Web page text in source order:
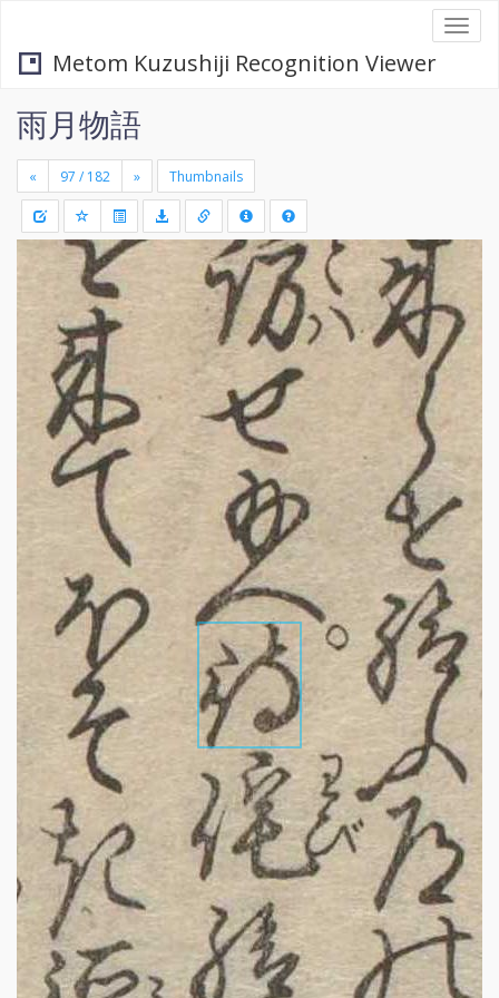
Metom Kuzushiji Recognition Viewer
雨月物語
« » Thumbnails
+
a